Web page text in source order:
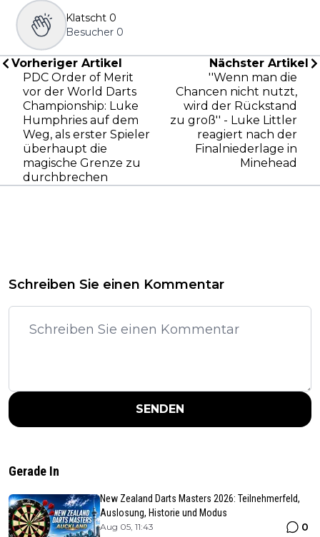
Klatscht 0
Besucher 0
Vorheriger Artikel
PDC Order of Merit
vor der World Darts
Championship: Luke
Humphries auf dem
Weg, als erster Spieler
überhaupt die
magische Grenze zu
durchbrechen
Nächster Artikel
''Wenn man die
Chancen nicht nutzt,
wird der Rückstand
zu groß'' - Luke Littler
reagiert nach der
Finalniederlage in
Minehead
Schreiben Sie einen Kommentar
SENDEN
Gerade In
New Zealand Darts Masters 2026: Teilnehmerfeld,
Auslosung, Historie und Modus
Aug 05, 11:43 0